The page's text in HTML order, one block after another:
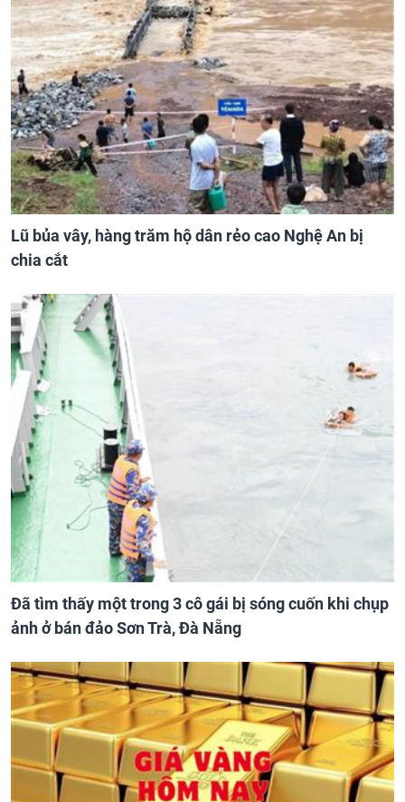
Lũ bủa vây, hàng trăm hộ dân rẻo cao Nghệ An bị
chia cắt
Đã tìm thấy một trong 3 cô gái bị sóng cuốn khi chụp
ảnh ở bán đảo Sơn Trà, Đà Nẵng